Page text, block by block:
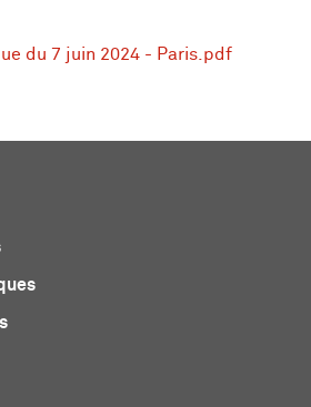
du 7 juin 2024 - Paris.pdf